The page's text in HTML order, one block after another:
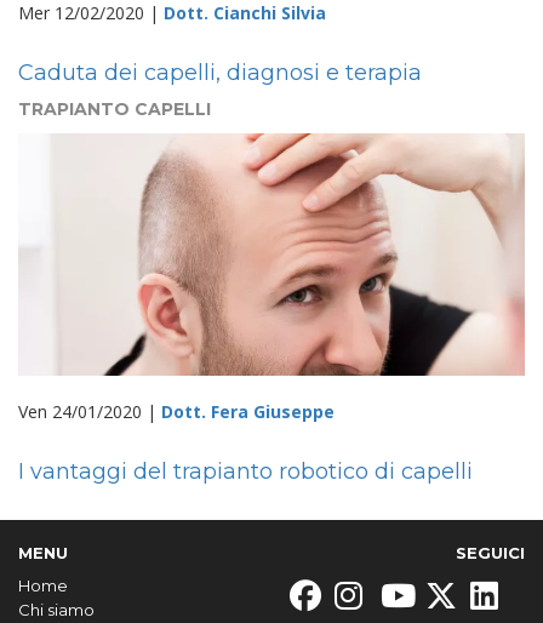
Mer 12/02/2020 | Dott. Cianchi Silvia
Caduta dei capelli, diagnosi e terapia
TRAPIANTO CAPELLI
Ven 24/01/2020 | Dott. Fera Giuseppe
I vantaggi del trapianto robotico di capelli
MENU
Home
Chi siamo
SEGUICI